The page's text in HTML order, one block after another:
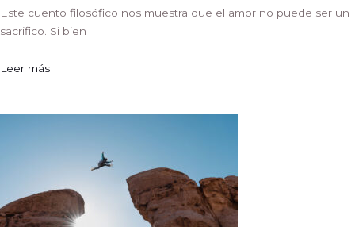
Este cuento filosófico nos muestra que el amor no puede ser un
sacrifico. Si bien
Leer más